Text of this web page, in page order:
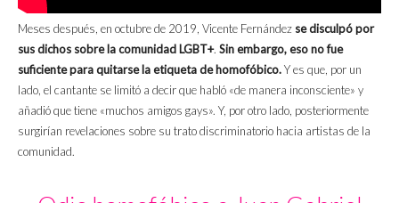
Meses después, en octubre de 2019, Vicente Fernández se disculpó por
sus dichos sobre la comunidad LGBT+. Sin embargo, eso no fue
suficiente para quitarse la etiqueta de homofóbico.Y es que, por un
lado, el cantante se limitó a decir que habló «de manera inconsciente» y
añadió que tiene «muchos amigos gays». Y, por otro lado, posteriormente
surgirían revelaciones sobre su trato discriminatorio hacia artistas de la
comunidad.